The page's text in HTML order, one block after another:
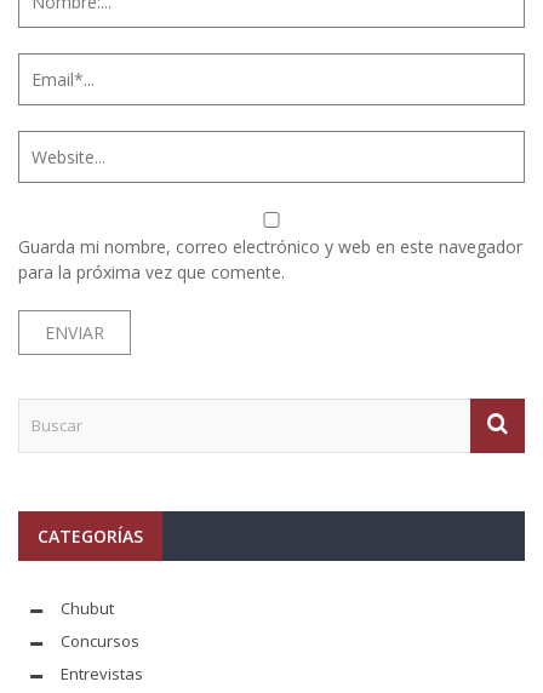
Guarda mi nombre, correo electrónico y web en este navegador
para la próxima vez que comente.
CATEGORÍAS
Chubut
Concursos
Entrevistas